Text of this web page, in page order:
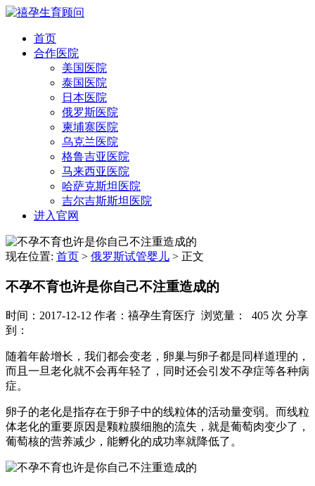
首页
合作医院
美国医院
泰国医院
日本医院
俄罗斯医院
柬埔寨医院
乌克兰医院
格鲁吉亚医院
马来西亚医院
哈萨克斯坦医院
吉尔吉斯斯坦医院
进入官网
现在位置: 首页 > 俄罗斯试管婴儿 > 正文
不孕不育也许是你自己不注重造成的
时间：2017-12-12 作者：禧孕生育医疗 浏览量： 405 次 分享
到：
随着年龄增长，我们都会变老，卵巢与卵子都是同样道理的，
而且一旦老化就不会再年轻了，同时还会引发不孕症等各种病
症。
卵子的老化是指存在于卵子中的线粒体的活动量变弱。而线粒
体老化的重要原因是颗粒膜细胞的流失，就是葡萄肉变少了，
葡萄核的营养减少，能孵化的成功率就降低了。